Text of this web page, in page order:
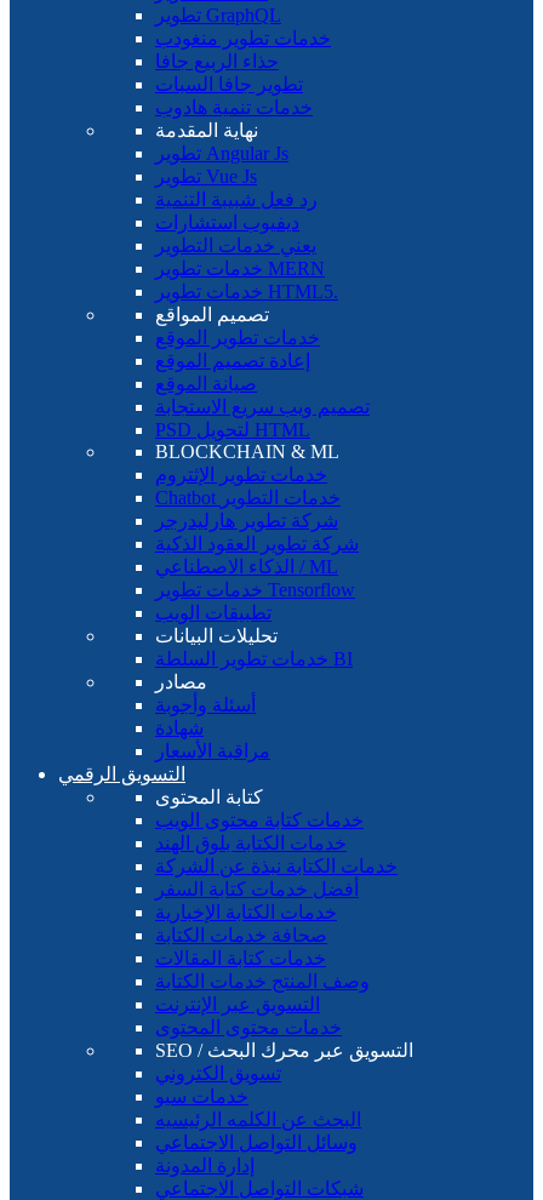
تطوير GraphQL
خدمات تطوير منغودب
حذاء الربيع جافا
تطوير جافا السبات
خدمات تنمية هادوب
نهاية المقدمة
تطوير Angular Js
تطوير Vue Js
رد فعل شبيبة التنمية
ديفيوب استشارات
يعني خدمات التطوير
خدمات تطوير MERN
خدمات تطوير HTML5.
تصميم المواقع
خدمات تطوير الموقع
إعادة تصميم الموقع
صيانة الموقع
تصميم ويب سريع الاستجابة
PSD لتحويل HTML
BLOCKCHAIN ​​& ML
خدمات تطوير الإثتروم
Chatbot خدمات التطوير
شركة تطوير هارليدرجر
شركة تطوير العقود الذكية
الذكاء الاصطناعي / ML
خدمات تطوير Tensorflow
تطبيقات الويب
تحليلات البيانات
خدمات تطوير السلطة BI
مصادر
أسئلة وأجوبة
شهادة
مراقبة الأسعار
التسويق الرقمي
كتابة المحتوى
خدمات كتابة محتوى الويب
خدمات الكتابة بلوق الهند
خدمات الكتابة نبذة عن الشركة
أفضل خدمات كتابة السفر
خدمات الكتابة الإخبارية
صحافة خدمات الكتابة
خدمات كتابة المقالات
وصف المنتج خدمات الكتابة
التسويق عبر الإنترنت
خدمات محتوى المحتوى
SEO / التسويق عبر محرك البحث
تسويق الكتروني
خدمات سيو
البحث عن الكلمه الرئيسيه
وسائل التواصل الاجتماعي
إدارة المدونة
شبكات التواصل الاجتماعي